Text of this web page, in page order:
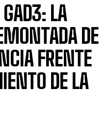
LA
DE
FRENTE
DE LA